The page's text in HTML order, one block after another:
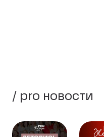
/ pro новости